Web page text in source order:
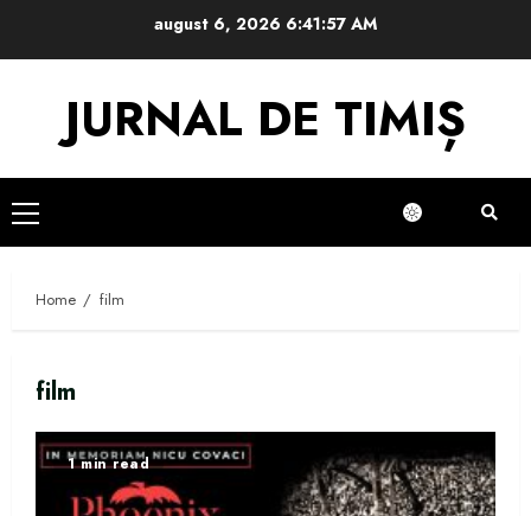
august 6, 2026 6:41:57 AM
JURNAL DE TIMIȘ
Primary
Menu
Home film
film
1 min read